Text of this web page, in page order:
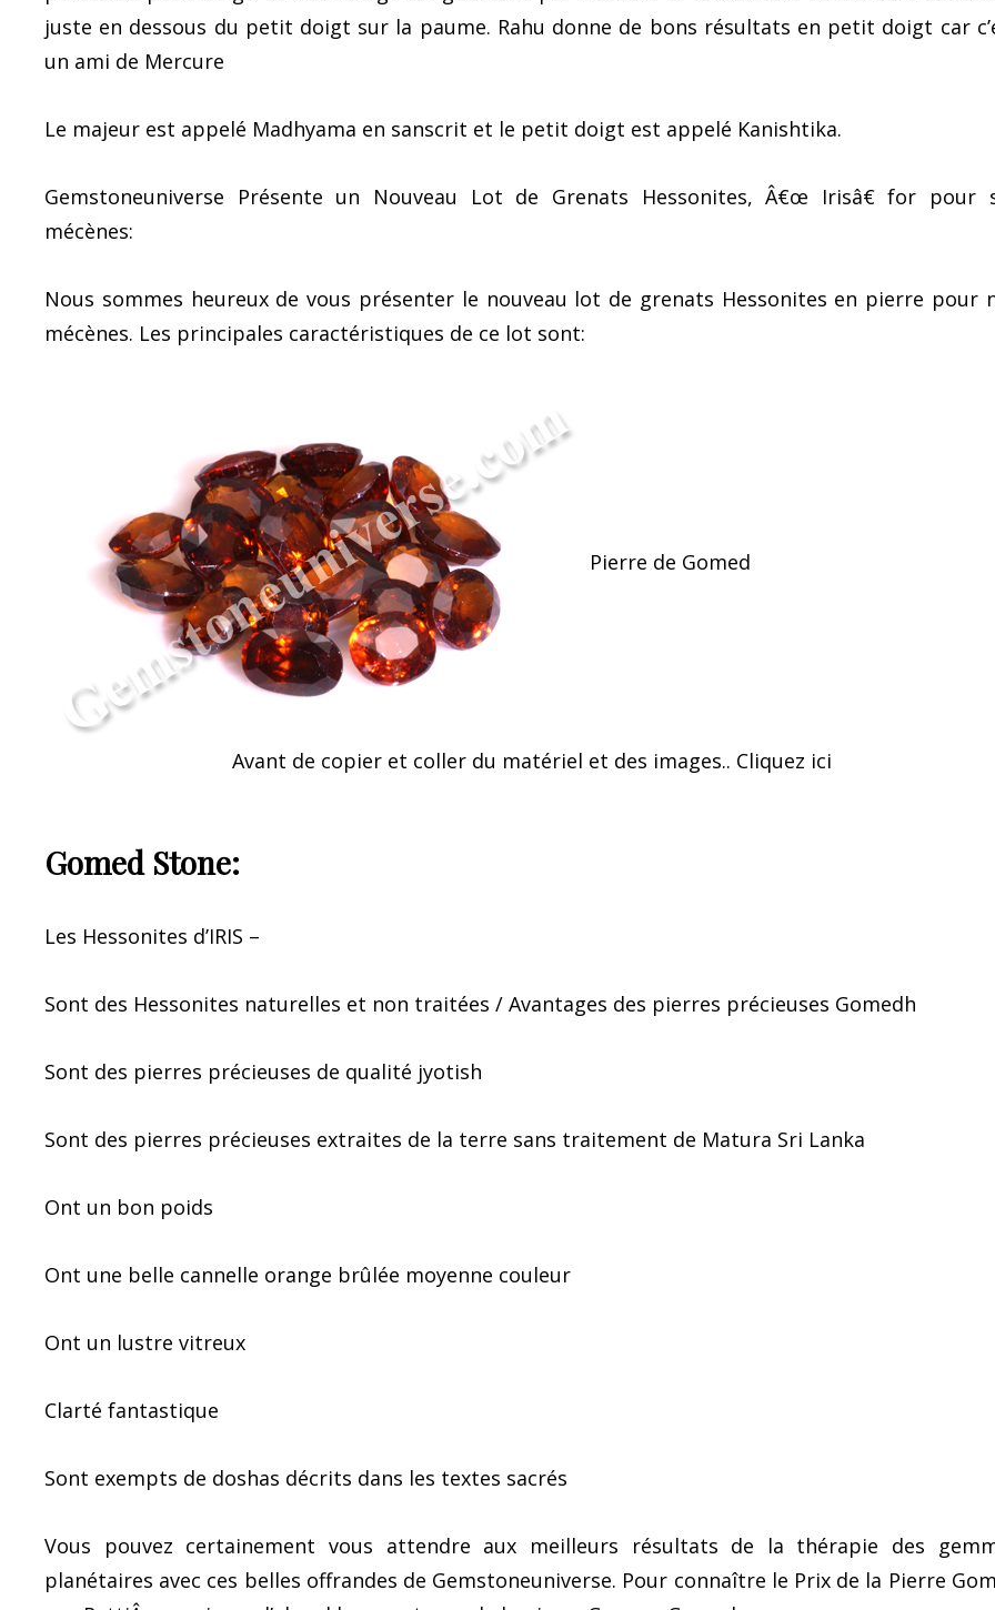
juste en dessous du petit doigt sur la paume. Rahu donne de bons résultats en petit doigt car
un ami de Mercure
Le majeur est appelé Madhyama en sanscrit et le petit doigt est appelé Kanishtika.
Gemstoneuniverse Présente un Nouveau Lot de Grenats Hessonites, Â€œ Irisâ€ for pour
mécènes:
Nous sommes heureux de vous présenter le nouveau lot de grenats Hessonites en pierre pour
mécènes. Les principales caractéristiques de ce lot sont:
Pierre de Gomed
Avant de copier et coller du matériel et des images.. Cliquez ici
Gomed Stone:
Les Hessonites d’IRIS –
Sont des Hessonites naturelles et non traitées / Avantages des pierres précieuses Gomedh
Sont des pierres précieuses de qualité jyotish
Sont des pierres précieuses extraites de la terre sans traitement de Matura Sri Lanka
Ont un bon poids
Ont une belle cannelle orange brûlée moyenne couleur
Ont un lustre vitreux
Clarté fantastique
Sont exempts de doshas décrits dans les textes sacrés
Vous pouvez certainement vous attendre aux meilleurs résultats de la thérapie des
planétaires avec ces belles offrandes de Gemstoneuniverse. Pour connaître le Prix de la Pierre